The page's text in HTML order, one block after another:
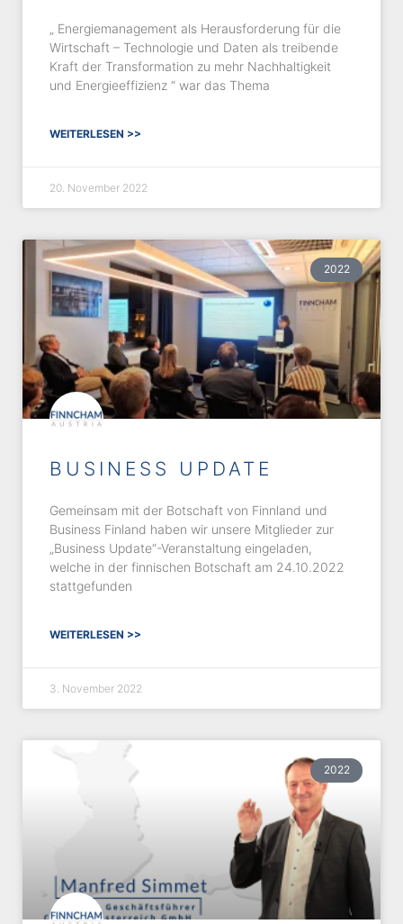
„ Energiemanagement als Herausforderung für die
Wirtschaft – Technologie und Daten als treibende
Kraft der Transformation zu mehr Nachhaltigkeit
und Energieeffizienz “ war das Thema
WEITERLESEN >>
20. November 2022
2022
BUSINESS UPDATE
Gemeinsam mit der Botschaft von Finnland und
Business Finland haben wir unsere Mitglieder zur
„Business Update“-Veranstaltung eingeladen,
welche in der finnischen Botschaft am 24.10.2022
stattgefunden
WEITERLESEN >>
3. November 2022
2022